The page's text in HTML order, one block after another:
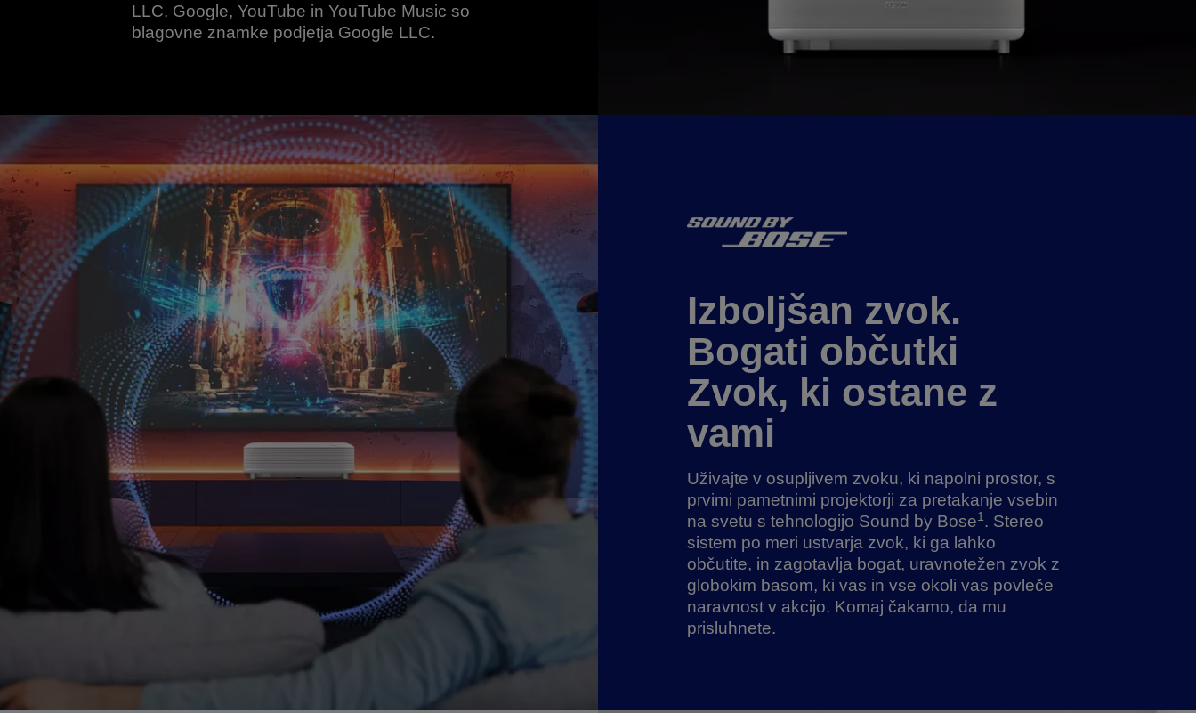
LLC. Google, YouTube in YouTube Music so
blagovne znamke podjetja Google LLC.
Izboljšan zvok.
Bogati občutki
Zvok, ki ostane z
vami
Uživajte v osupljivem zvoku, ki napolni prostor, s
prvimi pametnimi projektorji za pretakanje vsebin
na svetu s tehnologijo Sound by Bose1 . Stereo
sistem po meri ustvarja zvok, ki ga lahko
občutite, in zagotavlja bogat, uravnotežen zvok z
globokim basom, ki vas in vse okoli vas povleče
naravnost v akcijo. Komaj čakamo, da mu
prisluhnete.